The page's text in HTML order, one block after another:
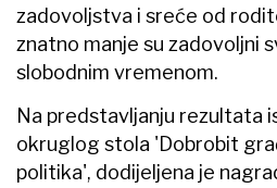
zadovoljstva i sreće od
znatno manje su zadovoljni
slobodnim vremenom.
Na predstavljanju rezultata
okruglog stola 'Dobrobit
politika', dodijeljena je